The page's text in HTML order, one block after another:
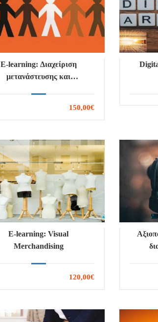
E-learning: Διαχείριση
μετανάστευσης και
150,00€
E-learning: Visual
Merchandising
120,00€